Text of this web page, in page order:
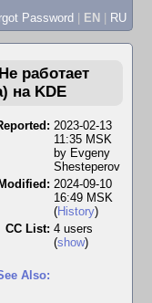
Password | EN | RU
работает
на KDE
2023-02-13
11:35 MSK
by Evgeny
Shesteperov
Modified: 2024-09-10
16:49 MSK
(History)
CC List: 4 users
(show)
Also: